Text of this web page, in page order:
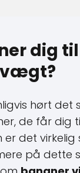
dig
hørt det
de får dig
er det
på dette
bananer